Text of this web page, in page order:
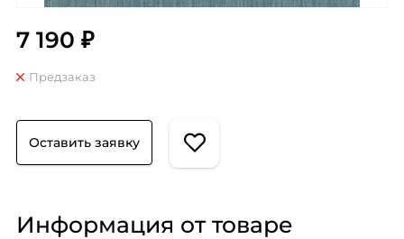
7 190 ₽
Предзаказ
Оставить заявку
Информация от товаре